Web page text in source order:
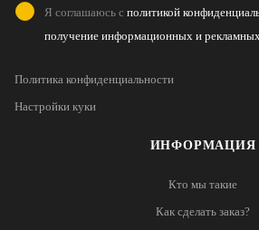
ИНФОРМАЦИЯ
Кто мы такие
Как сделать заказ?
Я соглашаюсь с политикой
получение информационных и
Политика конфиденциальности
Настройки куки